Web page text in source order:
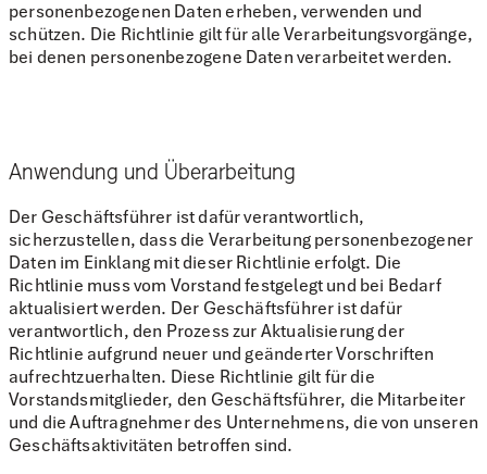
personenbezogenen Daten erheben, verwenden und
schützen. Die Richtlinie gilt für alle Verarbeitungsvorgänge,
bei denen personenbezogene Daten verarbeitet werden.
Anwendung und Überarbeitung
Der Geschäftsführer ist dafür verantwortlich,
sicherzustellen, dass die Verarbeitung personenbezogener
Daten im Einklang mit dieser Richtlinie erfolgt. Die
Richtlinie muss vom Vorstand festgelegt und bei Bedarf
aktualisiert werden. Der Geschäftsführer ist dafür
verantwortlich, den Prozess zur Aktualisierung der
Richtlinie aufgrund neuer und geänderter Vorschriften
aufrechtzuerhalten. Diese Richtlinie gilt für die
Vorstandsmitglieder, den Geschäftsführer, die Mitarbeiter
und die Auftragnehmer des Unternehmens, die von unseren
Geschäftsaktivitäten betroffen sind.